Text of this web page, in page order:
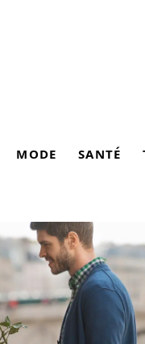
MODE SANTÉ